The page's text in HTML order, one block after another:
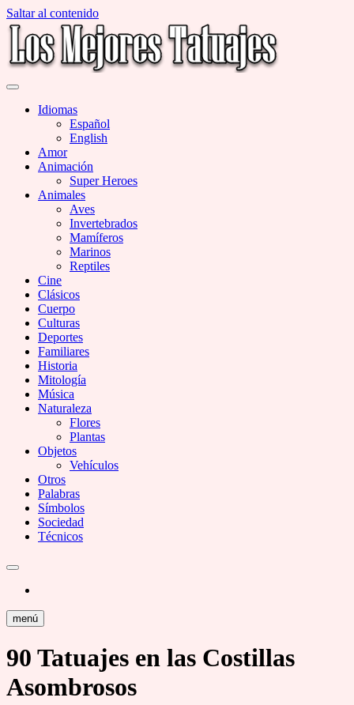
Saltar al contenido
Miles de Imágenes de Tatuajes en Galerías
Idiomas
Español
English
Amor
Animación
Super Heroes
Animales
Aves
Invertebrados
Mamíferos
Marinos
Reptiles
Cine
Clásicos
Cuerpo
Culturas
Deportes
Familiares
Historia
Mitología
Música
Naturaleza
Flores
Plantas
Objetos
Vehículos
Otros
Palabras
Símbolos
Sociedad
Técnicos
menú
90 Tatuajes en las Costillas
Asombrosos